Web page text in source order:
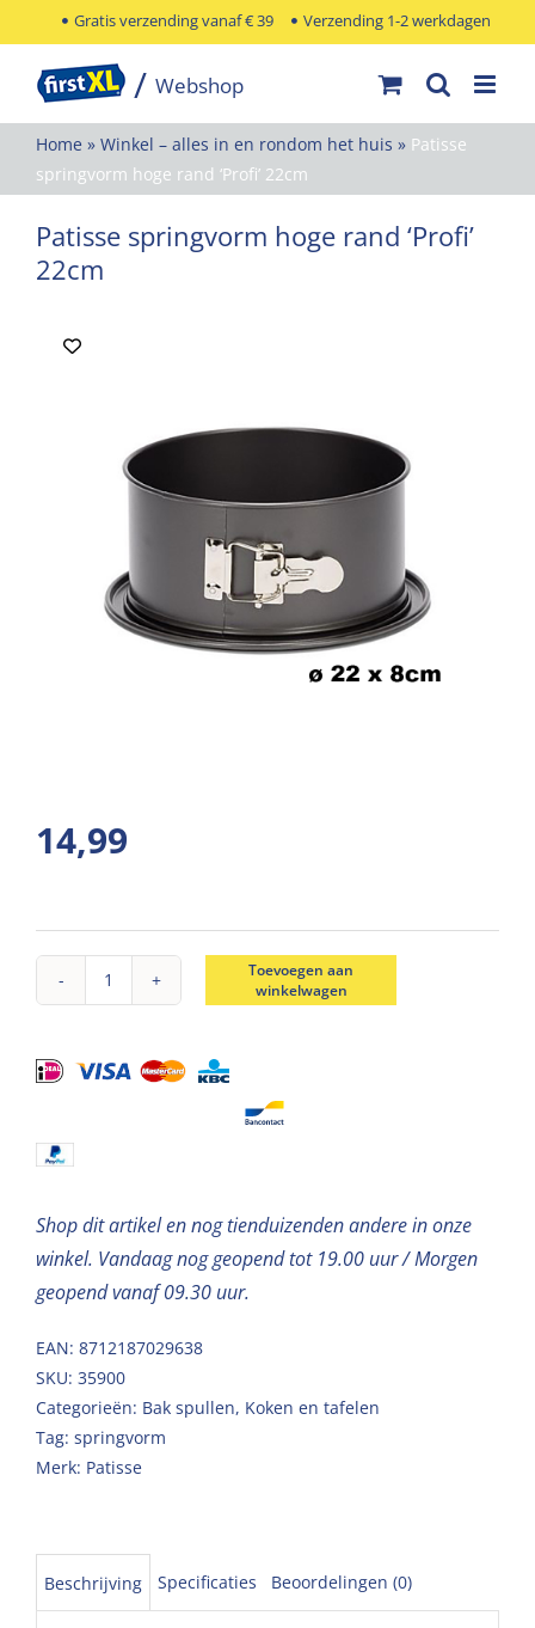
naar
inhoud
Gratis verzending vanaf € 39 Verzending 1-2 werkdagen
Home » Winkel – alles in en rondom het huis » Patisse
springvorm hoge rand ‘Profi’ 22cm
Patisse springvorm hoge rand ‘Profi’
22cm
14,99
Patisse
hoge
Toevoegen aan
winkelwagen
Shop dit artikel en nog tienduizenden andere in onze
winkel. Vandaag nog geopend tot 19.00 uur / Morgen
geopend vanaf 09.30 uur.
EAN: 8712187029638
SKU: 35900
Categorieën: Bak spullen, Koken en tafelen
Tag: springvorm
Merk: Patisse
Beschrijving Specificaties Beoordelingen (0)